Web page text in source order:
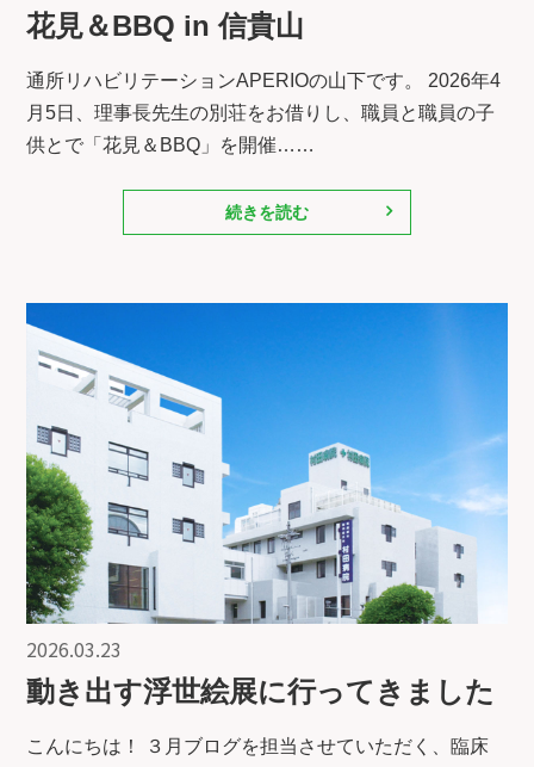
花見＆BBQ in 信貴山
通所リハビリテーションAPERIOの山下です。 2026年4
月5日、理事長先生の別荘をお借りし、職員と職員の子
供とで「花見＆BBQ」を開催……
続きを読む
2026.03.23
動き出す浮世絵展に行ってきました
こんにちは！ ３月ブログを担当させていただく、臨床